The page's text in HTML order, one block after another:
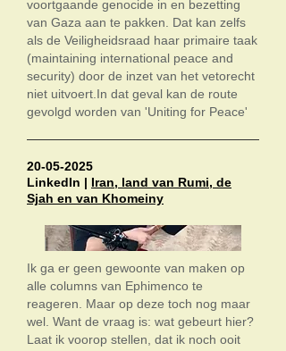
voortgaande genocide in en bezetting
van Gaza aan te pakken. Dat kan zelfs
als de Veiligheidsraad haar primaire taak
(maintaining international peace and
security) door de inzet van het vetorecht
niet uitvoert.In dat geval kan de route
gevolgd worden van 'Uniting for Peace'
20-05-2025
LinkedIn | Iran, land van Rumi, de
Sjah en van Khomeiny
Ik ga er geen gewoonte van maken op
alle columns van Ephimenco te
reageren. Maar op deze toch nog maar
wel. Want de vraag is: wat gebeurt hier?
Laat ik voorop stellen, dat ik noch ooit